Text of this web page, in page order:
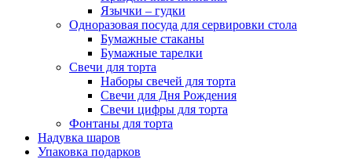
Язычки – гудки
Одноразовая посуда для сервировки стола
Бумажные стаканы
Бумажные тарелки
Свечи для торта
Наборы свечей для торта
Свечи для Дня Рождения
Свечи цифры для торта
Фонтаны для торта
Надувка шаров
Упаковка подарков